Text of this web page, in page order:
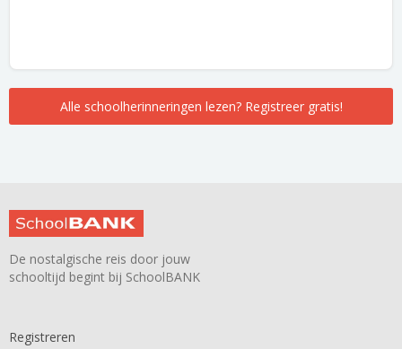
Alle schoolherinneringen lezen? Registreer gratis!
De nostalgische reis door jouw
schooltijd begint bij SchoolBANK
Registreren